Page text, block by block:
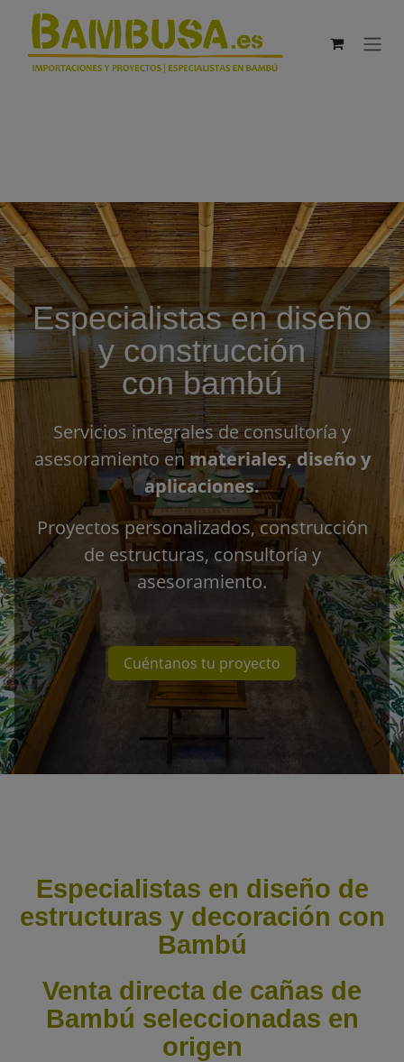
Ir al contenido
Especialistas en diseño
y construcción
con bambú
Servicios integrales de consultoría y
asesoramiento enmateriales, diseño y
aplicaciones.
Proyectos personalizados, construcción
de estructuras, consultoría y
asesoramiento.
Cuéntanos tu proyecto
Anterior
Especialistas en diseño de
estructuras y decoración con
Bambú
Venta directa de cañas de
Bambú seleccionadas en
origen